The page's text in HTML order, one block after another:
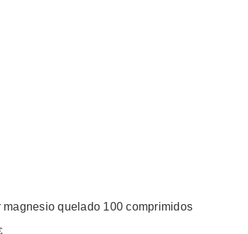
magnesio quelado 100 comprimidos